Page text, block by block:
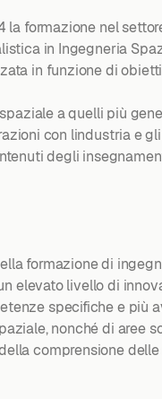
la formazione nel
in Ingegneria
in funzione di
a quelli più
con lindustria e
degli
formazione di
elevato livello di
specifiche e più
nonché di aree
comprensione